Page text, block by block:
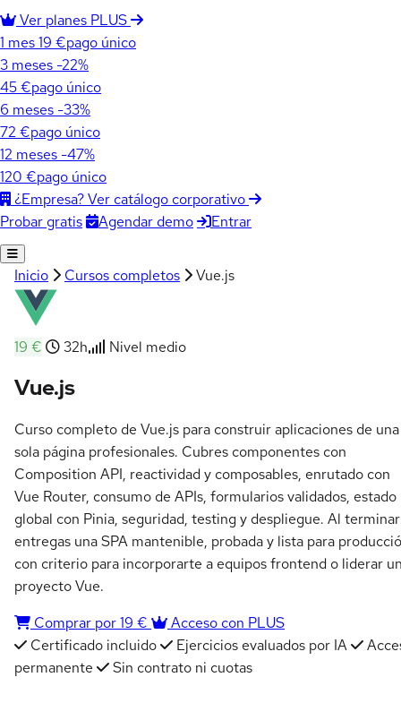
Ver planes PLUS
1 mes19 €pago único
3 meses -22%
45 €pago único
6 meses -33%
72 €pago único
12 meses -47%
120 €pago único
¿Empresa? Ver catálogo corporativo
Probar gratis
Agendar demo Entrar
Inicio Cursos completos Vue.js
19 € 32h Nivel medio
Vue.js
Curso completo de Vue.js para construir aplicaciones de una
sola página profesionales. Cubres componentes con
Composition API, reactividad y composables, enrutado con
Vue Router, consumo de APIs, formularios validados, estado
global con Pinia, seguridad, testing y despliegue. Al terminar
entregas una SPA mantenible, probada y lista para
con criterio para incorporarte a equipos frontend o liderar
proyecto Vue.
Comprar por 19 €
Acceso con PLUS
Certificado incluido
Ejercicios evaluados por IA
permanente
Sin contrato ni cuotas